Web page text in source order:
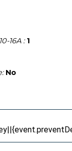
16A : 1
No